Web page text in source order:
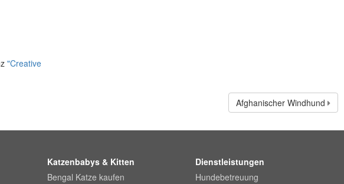
"Creative
Afghanischer Windhund
Katzenbabys & Kitten
Bengal Katze kaufen
Dienstleistungen
Hundebetreuung